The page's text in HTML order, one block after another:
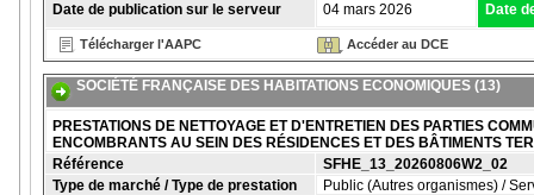
Date de publication sur le serveur
04 mars 2026 Date
Télécharger l'AAPC Accéder au DCE
SOCIÉTÉ FRANÇAISE DES HABITATIONS ECONOMIQUES (13)
PRESTATIONS DE NETTOYAGE ET D'ENTRETIEN DES PARTIES
ENCOMBRANTS AU SEIN DES RÉSIDENCES ET DES BÂTIMENTS
Référence
SFHE_13_20260806W2_02
Type de marché / Type de prestation
Public (Autres organismes) /